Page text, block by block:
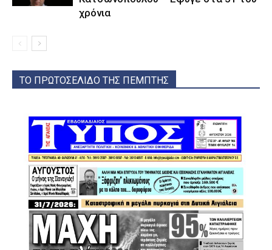
χρόνια
ΤΟ ΠΡΩΤΟΣΕΛΙΔΟ ΤΗΣ ΠΕΜΠΤΗΣ